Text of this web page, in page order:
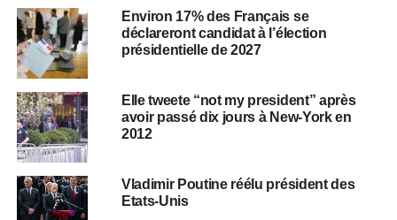
Environ 17% des Français se
déclareront candidat à l’élection
présidentielle de 2027
Elle tweete “not my president” après
avoir passé dix jours à New-York en
2012
Vladimir Poutine réélu président des
Etats-Unis